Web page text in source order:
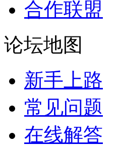
合作联盟
论坛地图
新手上路
常见问题
在线解答